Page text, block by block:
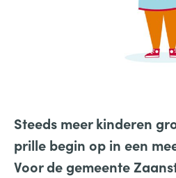
Steeds meer kinderen
prille begin op in een
Voor de gemeente